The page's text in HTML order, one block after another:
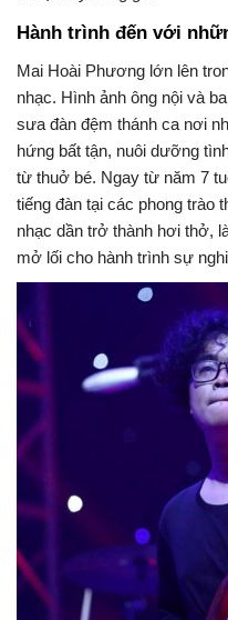
Hành trình đến với
Mai Hoài Phương lớn lên
nhạc. Hình ảnh ông nội và
sưa đàn đệm thánh ca nơi
hứng bất tận, nuôi dưỡng
từ thuở bé. Ngay từ năm 7
tiếng đàn tại các phong trào
nhạc dần trở thành hơi thở,
mở lối cho hành trình sự